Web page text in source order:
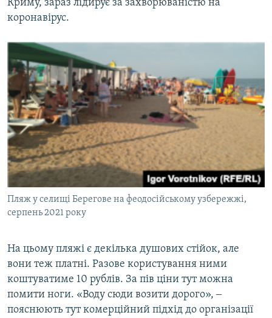
Криму, зараз лідирує за захворюваністю на
коронавірус.
Пляж у селищі Берегове на феодосійському узбережжі,
серпень 2021 року
На цьому пляжі є декілька душових стійок, але
вони теж платні. Разове користування ними
коштуватиме 10 рублів. За пів ціни тут можна
помити ноги. «Воду сюди возити дорого», ‒
пояснюють тут комерційний підхід до організації